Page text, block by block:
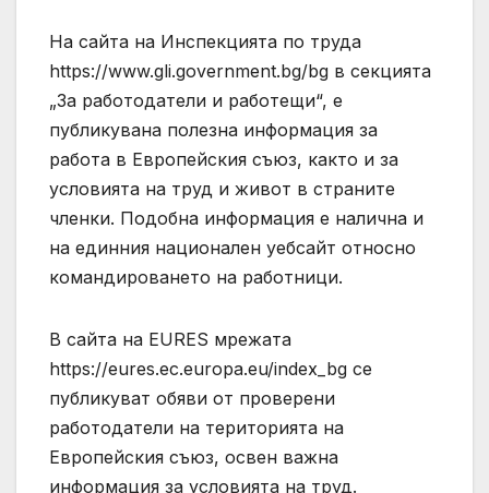
На сайта на Инспекцията по труда
https://www.gli.government.bg/bg в секцията
„За работодатели и работещи“, е
публикувана полезна информация за
работа в Европейския съюз, както и за
условията на труд и живот в страните
членки. Подобна информация е налична и
на единния национален уебсайт относно
командироването на работници.
В сайта на EURES мрежата
https://eures.ec.europa.eu/index_bg се
публикуват обяви от проверени
работодатели на територията на
Европейския съюз, освен важна
информация за условията на труд.